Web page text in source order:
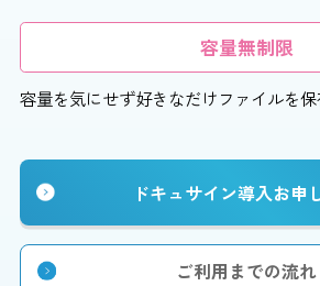
容量無制限
容量を気にせず好きなだけファイルを保
ドキュサイン導入お申
ご利用までの流れ